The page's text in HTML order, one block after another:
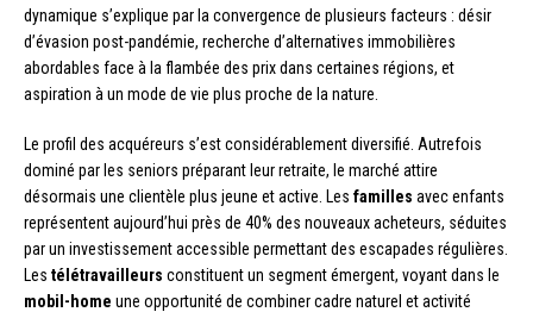
dynamique s’explique par la convergence de plusieurs facteurs : désir
d’évasion post-pandémie, recherche d’alternatives immobilières
abordables face à la flambée des prix dans certaines régions, et
aspiration à un mode de vie plus proche de la nature.
Le profil des acquéreurs s’est considérablement diversifié. Autrefois
dominé par les seniors préparant leur retraite, le marché attire
désormais une clientèle plus jeune et active. Les familles avec enfants
représentent aujourd’hui près de 40% des nouveaux acheteurs, séduites
par un investissement accessible permettant des escapades régulières.
Les télétravailleurs constituent un segment émergent, voyant dans le
mobil-home une opportunité de combiner cadre naturel et activité